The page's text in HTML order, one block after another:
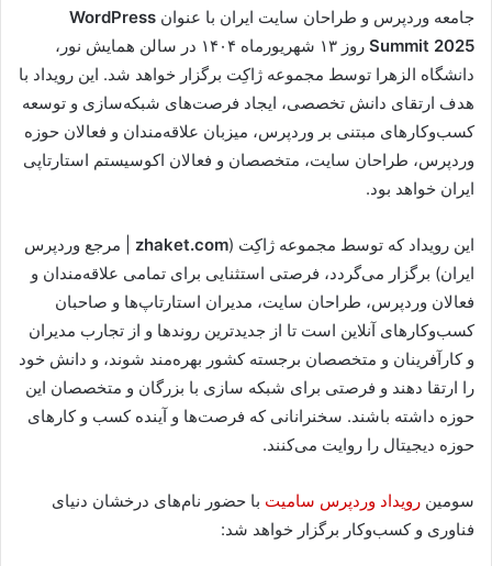
جامعه وردپرس و طراحان سایت ایران با عنوان WordPress
Summit 2025
روز ۱۳ شهریورماه ۱۴۰۴ در سالن همایش نور،
دانشگاه الزهرا توسط مجموعه ژاکِت برگزار خواهد شد. این رویداد با
هدف ارتقای دانش تخصصی، ایجاد فرصت‌های شبکه‌سازی و توسعه
کسب‌وکارهای مبتنی بر وردپرس، میزبان علاقه‌مندان و فعالان حوزه
وردپرس، طراحان سایت، متخصصان و فعالان اکوسیستم استارتاپی
ایران خواهد بود.
این رویداد که توسط مجموعه ژاکِت (zhaket.com | مرجع وردپرس
ایران) برگزار می‌گردد، فرصتی استثنایی برای تمامی علاقه‌مندان و
فعالان وردپرس، طراحان سایت، مدیران استارتاپ‌ها و صاحبان
کسب‌وکارهای آنلاین است تا از جدیدترین روندها و از تجارب مدیران
و کارآفرینان و متخصصان برجسته کشور بهره‌مند شوند، و دانش خود
را ارتقا دهند و فرصتی برای شبکه سازی با بزرگان و متخصصان این
حوزه داشته باشند. سخنرانانی که فرصت‌ها و آینده کسب و کارهای
حوزه دیجیتال را روایت می‌کنند.
سومین رویداد وردپرس سامیت با حضور نام‌های درخشان دنیای
فناوری و کسب‌وکار برگزار خواهد شد: